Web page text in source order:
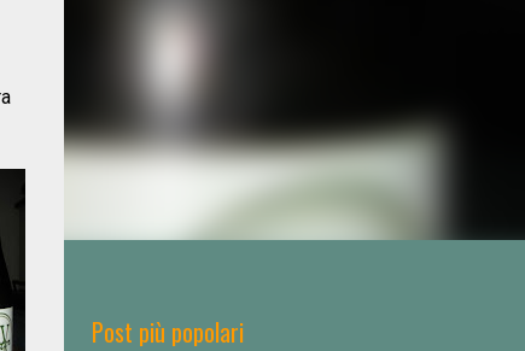
Post più popolari